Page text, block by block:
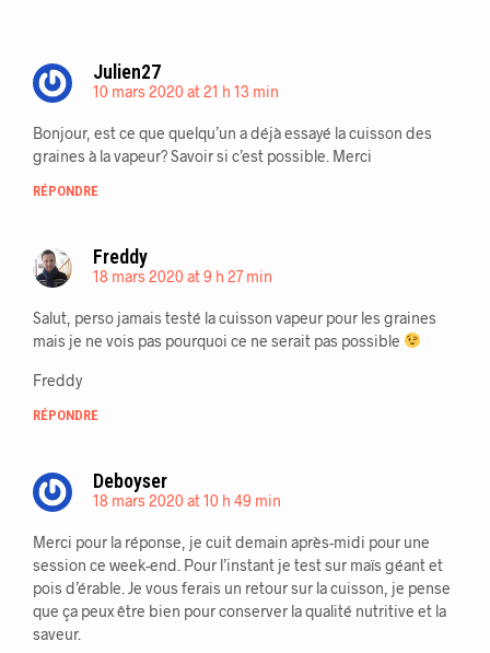
Julien27
10 mars 2020 at 21 h 13 min
Bonjour, est ce que quelqu’un a déjà essayé la cuisson des
graines à la vapeur? Savoir si c’est possible. Merci
RÉPONDRE
Freddy
18 mars 2020 at 9 h 27 min
Salut, perso jamais testé la cuisson vapeur pour les graines
mais je ne vois pas pourquoi ce ne serait pas possible
Freddy
RÉPONDRE
Deboyser
18 mars 2020 at 10 h 49 min
Merci pour la réponse, je cuit demain après-midi pour une
session ce week-end. Pour l’instant je test sur maïs géant et
pois d’érable. Je vous ferais un retour sur la cuisson, je pense
que ça peux être bien pour conserver la qualité nutritive et la
saveur.